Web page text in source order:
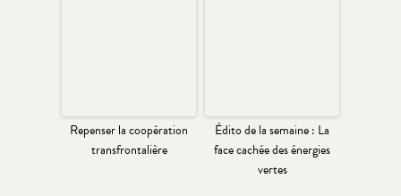
Repenser la coopération
transfrontalière
Édito de la semaine : La
face cachée des énergies
vertes